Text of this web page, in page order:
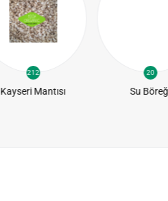
212
Kayseri Mantısı
20
Su